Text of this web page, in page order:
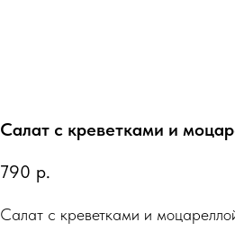
Салат с креветками и
790 р.
Салат с креветками и